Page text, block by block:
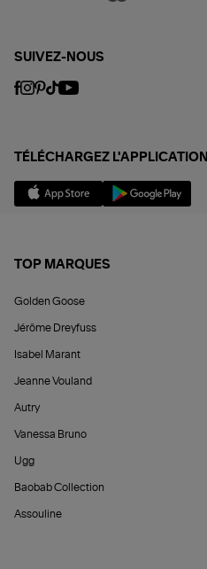
SUIVEZ-NOUS
TÉLÉCHARGEZ L'APPLICATION
TOP MARQUES
Golden Goose
Jérôme Dreyfuss
Isabel Marant
Jeanne Vouland
Autry
Vanessa Bruno
Ugg
Baobab Collection
Assouline